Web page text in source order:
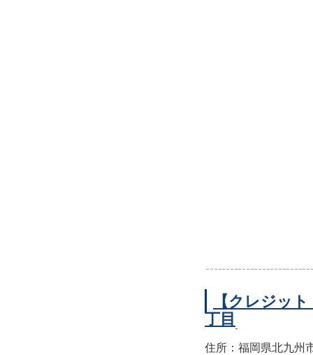
【クレジッ
丁目
住所：福岡県北九州